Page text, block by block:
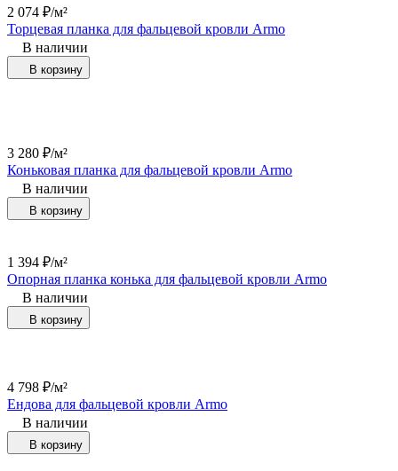
2 074 ₽/м²
Торцевая планка для фальцевой кровли Armo
В наличии
В корзину
3 280 ₽/м²
Коньковая планка для фальцевой кровли Armo
В наличии
В корзину
1 394 ₽/м²
Опорная планка конька для фальцевой кровли Armo
В наличии
В корзину
4 798 ₽/м²
Ендова для фальцевой кровли Armo
В наличии
В корзину